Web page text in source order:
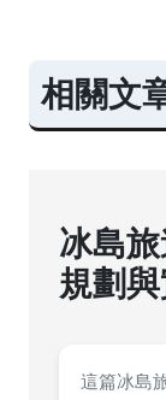
相關文
冰島
規劃
這篇冰島